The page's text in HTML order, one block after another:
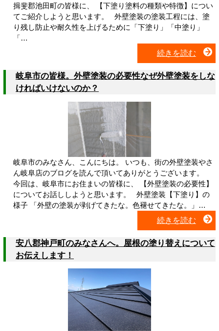
揖斐郡池田町の皆様に、 【下塗り塗料の種類や特徴】につい
てご紹介しようと思います。 外壁塗装の塗装工程には、塗
り残し防止や耐久性を上げるために「下塗り」「中塗り」
「…
続きを読む
岐阜市の皆様。外壁塗装の必要性なぜ外壁塗装をしな
ければいけないのか？
岐阜市のみなさん、こんにちは。 いつも、街の外壁塗装やさ
ん岐阜店のブログを読んで頂いてありがとうございます。
今回は、岐阜市にお住まいの皆様に、 【外壁塗装の必要性】
についてお話ししようと思います。 外壁塗装【下塗り】の
様子 「外壁の塗装が剥げてきたな。色褪せてきたな。」…
続きを読む
安八郡神戸町のみなさんへ。屋根の塗り替えについて
お伝えします！